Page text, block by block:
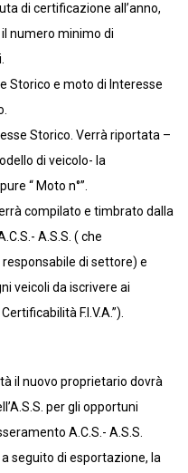
di certificazione all’anno,
numero minimo di
Storico e moto di Interesse
Storico. Verrà riportata –
di veicolo- la
“ Moto n°”.
compilato e timbrato dalla
A.S.S. ( che
di settore) e
veicoli da iscrivere ai
F.I.V.A.”).
il nuovo proprietario dovrà
per gli opportuni
A.C.S.- A.S.S.
seguito di esportazione, la